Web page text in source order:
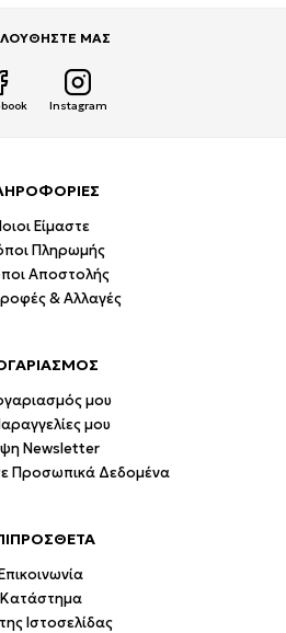
ΜΑΣ
Instagram
Είμαστε
Πληρωμής
Αποστολής
& Αλλαγές
μου
μου
Newsletter
Προσωπικά Δεδομένα
Κατάστημα
Ιστοσελίδας